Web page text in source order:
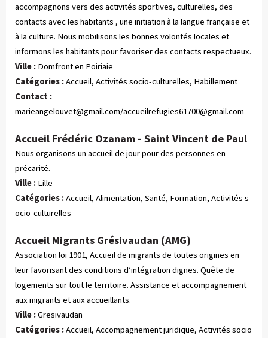
accompagnons vers des activités sportives, culturelles, des
contacts avec les habitants , une initiation à la langue française et
à la culture. Nous mobilisons les bonnes volontés locales et
informons les habitants pour favoriser des contacts respectueux.
Ville : Domfront en Poiriaie
Catégories : Accueil, Activités socio-culturelles, Habillement
Contact :
marieangelouvet@gmail.com/accueilrefugies61700@gmail.com
Accueil Frédéric Ozanam - Saint Vincent de Paul
Nous organisons un accueil de jour pour des personnes en
précarité.
Ville : Lille
Catégories : Accueil, Alimentation, Santé, Formation, Activités s
ocio-culturelles
Accueil Migrants Grésivaudan (AMG)
Association loi 1901, Accueil de migrants de toutes origines en
leur favorisant des conditions d’intégration dignes. Quête de
logements sur tout le territoire. Assistance et accompagnement
aux migrants et aux accueillants.
Ville :Gresivaudan
Catégories : Accueil, Accompagnement juridique, Activités socio